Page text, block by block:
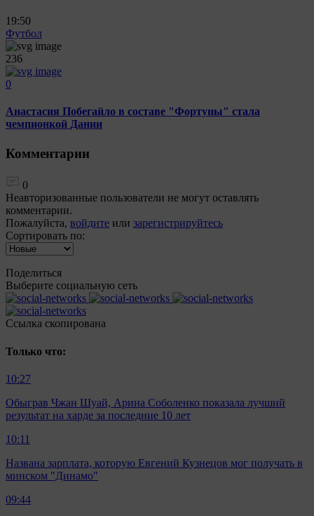
19:50
Футбол
236
0
Анастасия Побегайло в составе "Фортуны" стала
чемпионкой Дании
Комментарии
0
Неавторизованные пользователи не могут оставлять
комментарии.
Пожалуйста, войдите или зарегистрируйтесь
Сортировать по:
Поделиться
Выберите социальную сеть
Ccылка скопирована
Только что:
10:27
Обыграв Чжан Шуай, Арина Соболенко показала лучший
результат на харде за последние 10 лет
10:11
Названа зарплата, которую Евгений Кузнецов мог получать в
минском "Динамо"
09:44